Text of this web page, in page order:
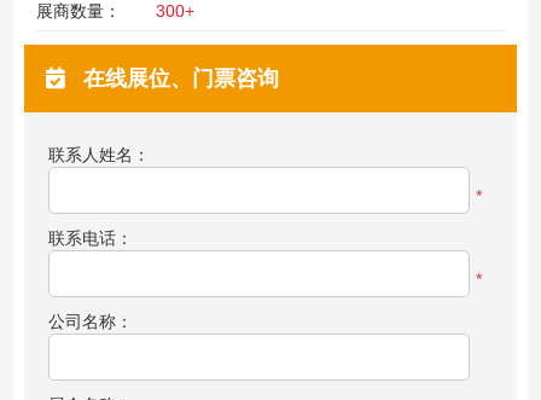
展商数量：
300+
在线展位、门票咨询
联系人姓名：
*
联系电话：
*
公司名称：